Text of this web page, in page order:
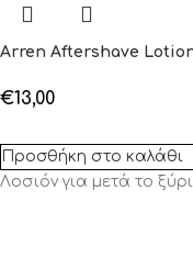
Arren Aftershave
€13,00
Προσθήκη στο καλάθι
Λοσιόν για μετά το